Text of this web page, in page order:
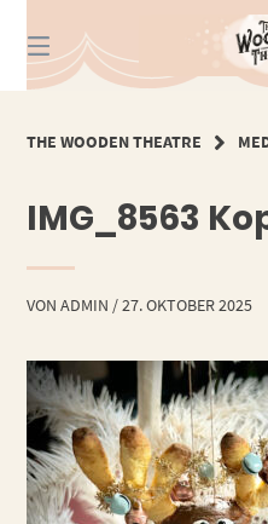
zum
Inhalt
THE WOODEN THEATRE
IMG_8563
VONADMIN /27. OKTOBER 2025